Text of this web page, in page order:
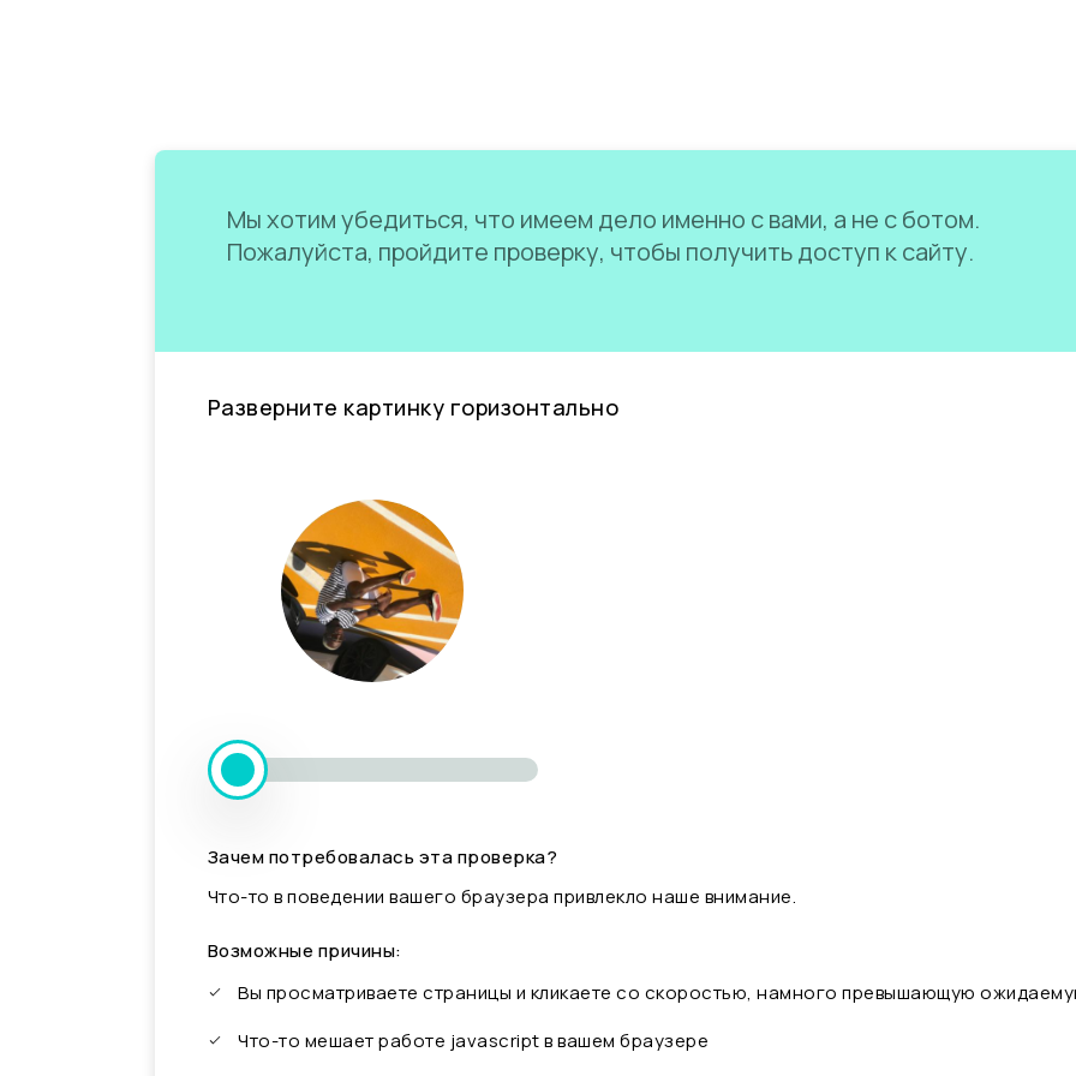
Мы хотим убедиться, что имеем дело именно с вами, а не с ботом.
Пожалуйста, пройдите проверку, чтобы получить доступ к сайту.
Разверните картинку горизонтально
Зачем потребовалась эта проверка?
Что-то в поведении вашего браузера привлекло наше внимание.
Возможные причины:
Вы просматриваете страницы и кликаете со скоростью, намного превышающую
Что-то мешает работе javascript в вашем браузере